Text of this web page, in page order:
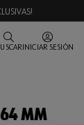
INICIAR SESIÓN
MM